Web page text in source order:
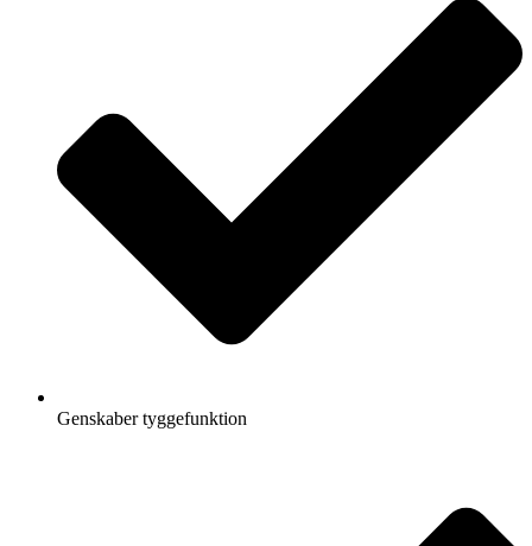
Genskaber tyggefunktion